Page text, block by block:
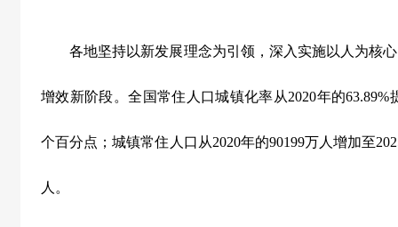
各地坚持以新发展理念为引领，深入实施以人为核心
增效新阶段。全国常住人口城镇化率从2020年的63.89%
个百分点；城镇常住人口从2020年的90199万人增加至
人。